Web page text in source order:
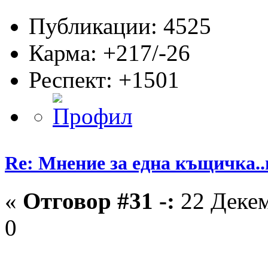
Публикации: 4525
Карма: +217/-26
Респект: +1501
Re: Мнение за една
« Отговор #31 -: 22
0